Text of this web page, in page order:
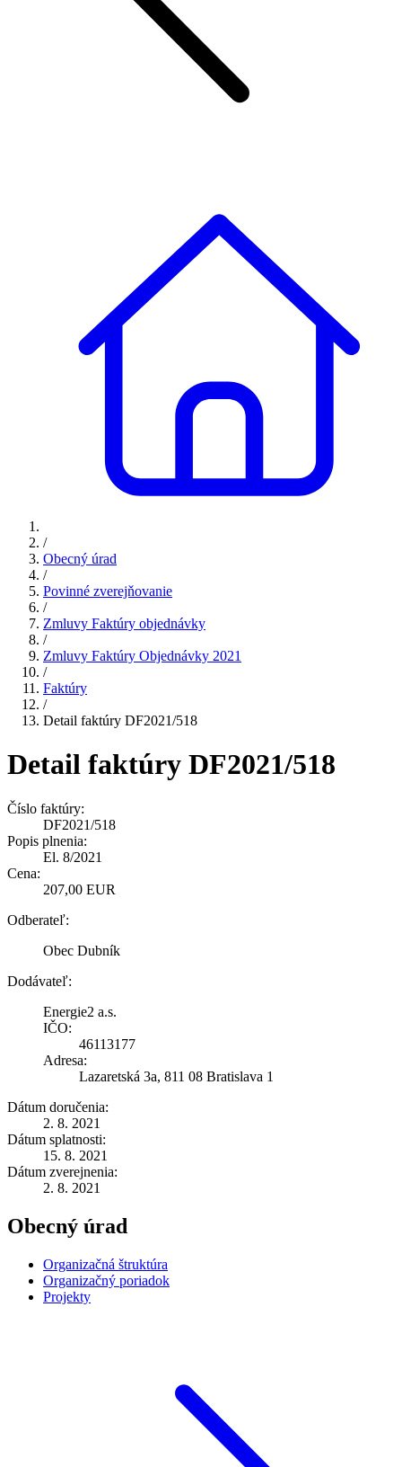
/
Obecný úrad
/
Povinné zverejňovanie
/
Zmluvy Faktúry objednávky
/
Zmluvy Faktúry Objednávky 2021
/
Faktúry
/
Detail faktúry DF2021/518
Detail faktúry DF2021/518
Číslo faktúry:
DF2021/518
Popis plnenia:
El. 8/2021
Cena:
207,00 EUR
Odberateľ:
Obec Dubník
Dodávateľ:
Energie2 a.s.
IČO:
46113177
Adresa:
Lazaretská 3a, 811 08 Bratislava 1
Dátum doručenia:
2. 8. 2021
Dátum splatnosti:
15. 8. 2021
Dátum zverejnenia:
2. 8. 2021
Obecný úrad
Organizačná štruktúra
Organizačný poriadok
Projekty